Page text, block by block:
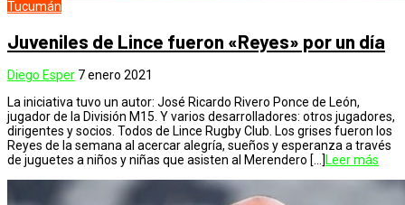
Tucumán
Juveniles de Lince fueron «Reyes» por un día
Diego Esper 7 enero 2021
La iniciativa tuvo un autor: José Ricardo Rivero Ponce de León,
jugador de la División M15. Y varios desarrolladores: otros jugadores,
dirigentes y socios. Todos de Lince Rugby Club. Los grises fueron los
Reyes de la semana al acercar alegría, sueños y esperanza a través
de juguetes a niños y niñas que asisten al Merendero […] Leer más